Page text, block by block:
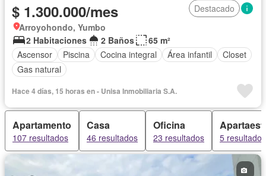
$ 1.300.000/mes
Destacado
Arroyohondo, Yumbo
2 Habitaciones
2 Baños
65 m²
Ascensor
Piscina Cocina integral Área infantil
Closet
Gas natural
Hace 4 días, 15 horas en - Unisa Inmobiliaria S.A.
Apartamento
107 resultados
Casa
46 resultados
Oficina
23 resultados 5 resultados